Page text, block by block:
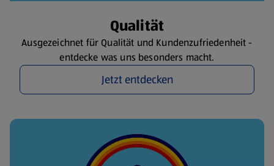
Qualität
Ausgezeichnet für Qualität und Kundenzufriedenheit -
entdecke was uns besonders macht.
Jetzt entdecken